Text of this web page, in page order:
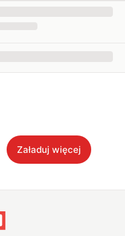
Załaduj więcej